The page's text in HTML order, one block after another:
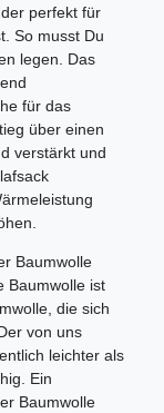
perfekt für
So musst Du
legen. Das
für das
über einen
verstärkt und
Baumwolle
Baumwolle ist
die sich
von uns
leichter als
Ein
Baumwolle